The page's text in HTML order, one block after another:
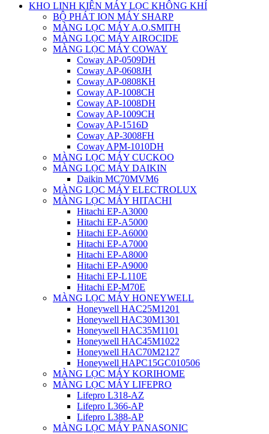
KHO LINH KIỆN MÁY LỌC KHÔNG KHÍ
BỘ PHÁT ION MÁY SHARP
MÀNG LỌC MÁY A.O.SMITH
MÀNG LỌC MÁY AIROCIDE
MÀNG LỌC MÁY COWAY
Coway AP-0509DH
Coway AP-0608JH
Coway AP-0808KH
Coway AP-1008CH
Coway AP-1008DH
Coway AP-1009CH
Coway AP-1516D
Coway AP-3008FH
Coway APM-1010DH
MÀNG LỌC MÁY CUCKOO
MÀNG LỌC MÁY DAIKIN
Daikin MC70MVM6
MÀNG LỌC MÁY ELECTROLUX
MÀNG LỌC MÁY HITACHI
Hitachi EP-A3000
Hitachi EP-A5000
Hitachi EP-A6000
Hitachi EP-A7000
Hitachi EP-A8000
Hitachi EP-A9000
Hitachi EP-L110E
Hitachi EP-M70E
MÀNG LỌC MÁY HONEYWELL
Honeywell HAC25M1201
Honeywell HAC30M1301
Honeywell HAC35M1101
Honeywell HAC45M1022
Honeywell HAC70M2127
Honeywell HAPC15GC010506
MÀNG LỌC MÁY KORIHOME
MÀNG LỌC MÁY LIFEPRO
Lifepro L318-AZ
Lifepro L366-AP
Lifepro L388-AP
MÀNG LỌC MÁY PANASONIC